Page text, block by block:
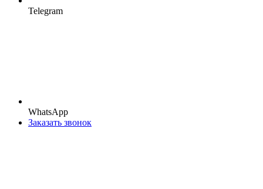
Telegram
WhatsApp
Заказать звонок